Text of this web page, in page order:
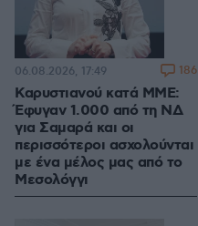
Καρυστιανού κατά ΜΜΕ:
Έφυγαν 1.000 από τη ΝΔ
για Σαμαρά και οι
περισσότεροι ασχολούνται
με ένα μέλος μας από το
Μεσολόγγι
06.08.2026, 17:49 186